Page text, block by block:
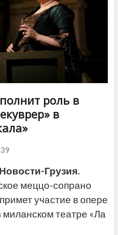
роль в
в
Грузия.
меццо-сопрано
участие в опере
театре «Ла